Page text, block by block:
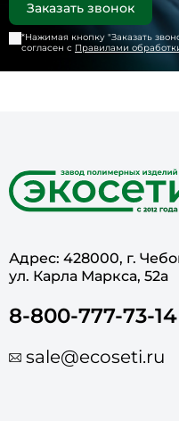
*Нажимая кнопку "Заказать
согласен с Правилами
Адрес: 428000, г.
ул. Карла Маркса, 52а
8-800-777-73-14
sale@ecoseti.ru